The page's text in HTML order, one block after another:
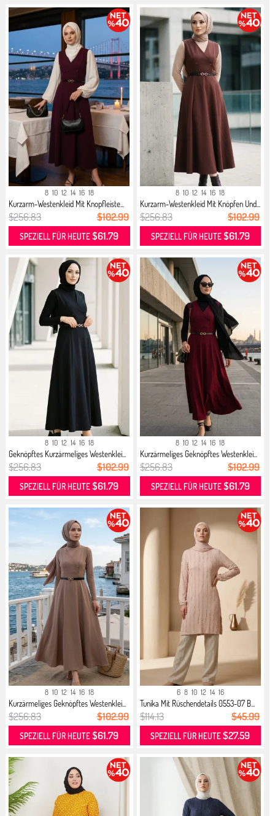
8 10 12 14 16 18
Kurzarm-Westenkleid Mit Knopfleiste...
$256.83 $102.99
SPEZIELL FÜR HEUTE$61.79
8 10 12 14 16 18
Kurzarm-Westenkleid Mit Knöpfen Und...
$256.83 $102.99
SPEZIELL FÜR HEUTE$61.79
8 10 12 14 16 18
Geknöpftes Kurzärmeliges Westenklei...
$256.83 $102.99
SPEZIELL FÜR HEUTE$61.79
8 10 12 14 16 18
Kurzärmeliges Geknöpftes Westenklei...
$256.83 $102.99
SPEZIELL FÜR HEUTE$61.79
8 10 12 14 16 18
Kurzärmeliges Geknöpftes Westenklei...
$256.83 $102.99
SPEZIELL FÜR HEUTE$61.79
6 8 10 12 14 16
Tunika Mit Rüschendetails 0553-07 B...
$114.13 $45.99
SPEZIELL FÜR HEUTE$27.59